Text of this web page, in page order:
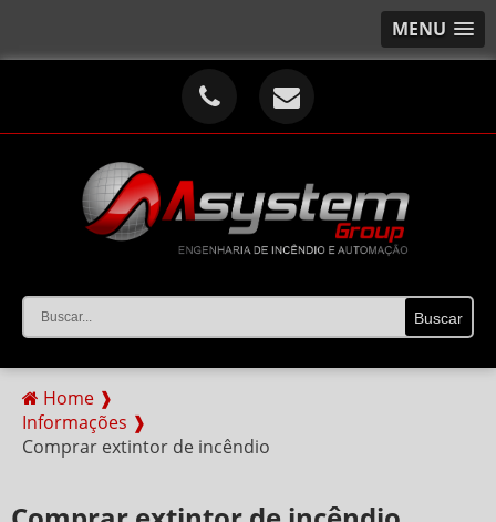
MENU
Home ❱
Informações ❱
Comprar extintor de incêndio